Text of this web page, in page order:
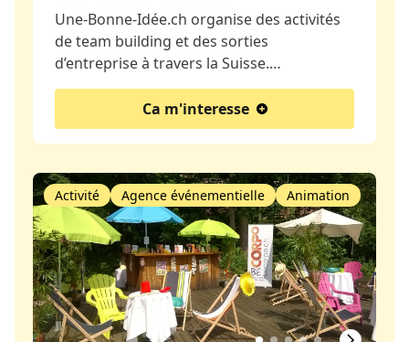
Une-Bonne-Idée.ch organise des activités
de team building et des sorties
d’entreprise à travers la Suisse.…
Ca m'interesse
Activité Agence événementielle Animation